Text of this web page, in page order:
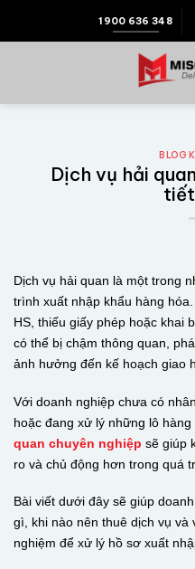
1900 636 348
BLOG
Dịch vụ hải
Dịch vụ hải quan là một trong
trình xuất nhập khẩu hàng
HS, thiếu giấy phép hoặc khai
có thể bị chậm thông quan,
ảnh hưởng đến kế hoạch giao
Với doanh nghiệp chưa có
hoặc đang xử lý những lô
quan chuyên nghiệp sẽ giúp
ro và chủ động hơn trong quá
Bài viết dưới đây sẽ giúp
gì, khi nào nên thuê dịch vụ và
nghiệm để xử lý hồ sơ xuất